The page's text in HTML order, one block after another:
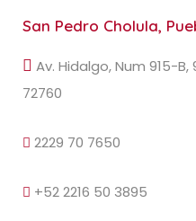
San Pedro Cholula,
Av. Hidalgo, Num 915-
72760
2229 70 7650
+52 2216 50 3895